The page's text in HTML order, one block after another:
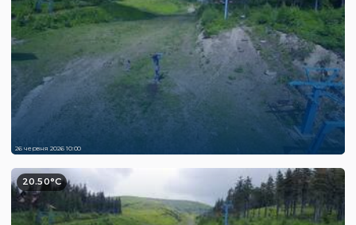
26 червня 2026 10:00
20.50°C